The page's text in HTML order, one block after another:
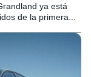
ya está
de la primera...